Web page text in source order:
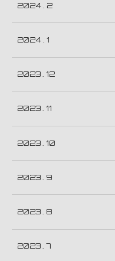
2024 . 2
2024 . 1
2023 . 12
2023 . 11
2023 . 10
2023 . 9
2023 . 8
2023 . 7